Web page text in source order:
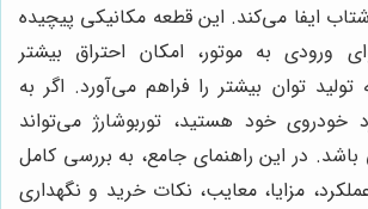
ایفا می‌کند. این قطعه مکانیکی پیچیده
ورودی به موتور، امکان احتراق بیشتر
توان بیشتر را فراهم می‌آورد. اگر به
خودروی خود هستید، توربوشارژ می‌تواند
باشد. در این راهنمای جامع، به بررسی کامل
مزایا، معایب، نکات خرید و نگهداری